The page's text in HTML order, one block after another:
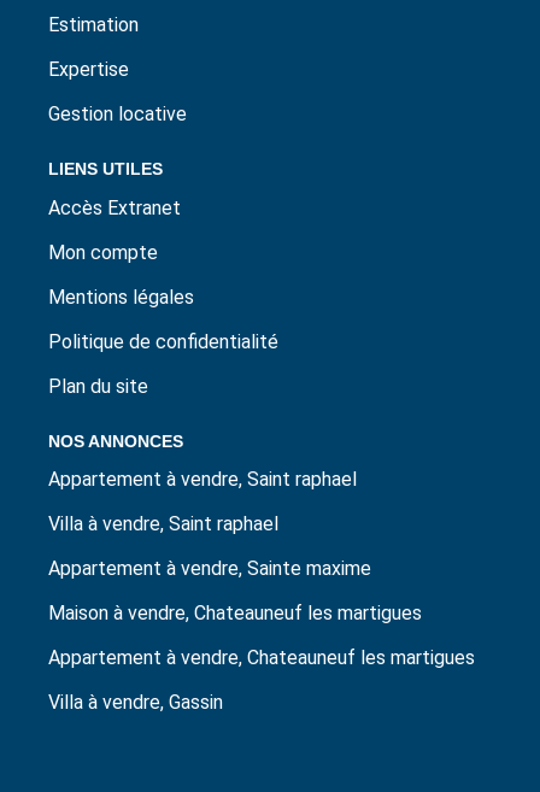
Estimation
Expertise
Gestion locative
LIENS UTILES
Accès Extranet
Mon compte
Mentions légales
Politique de confidentialité
Plan du site
NOS ANNONCES
Appartement à vendre, Saint raphael
Villa à vendre, Saint raphael
Appartement à vendre, Sainte maxime
Maison à vendre, Chateauneuf les martigues
Appartement à vendre, Chateauneuf les martigues
Villa à vendre, Gassin